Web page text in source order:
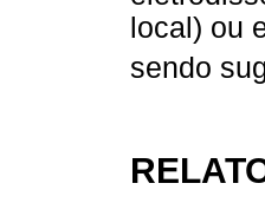
local) ou
sendo